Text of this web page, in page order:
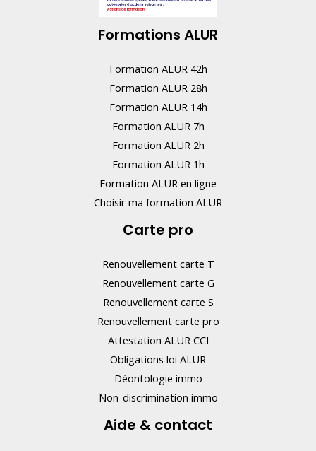
Formations ALUR
Formation ALUR 42h
Formation ALUR 28h
Formation ALUR 14h
Formation ALUR 7h
Formation ALUR 2h
Formation ALUR 1h
Formation ALUR en ligne
Choisir ma formation ALUR
Carte pro
Renouvellement carte T
Renouvellement carte G
Renouvellement carte S
Renouvellement carte pro
Attestation ALUR CCI
Obligations loi ALUR
Déontologie immo
Non-discrimination immo
Aide & contact